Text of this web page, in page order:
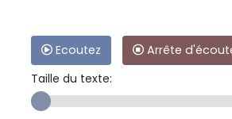
Ecoutez
Arrête
Taille du texte: